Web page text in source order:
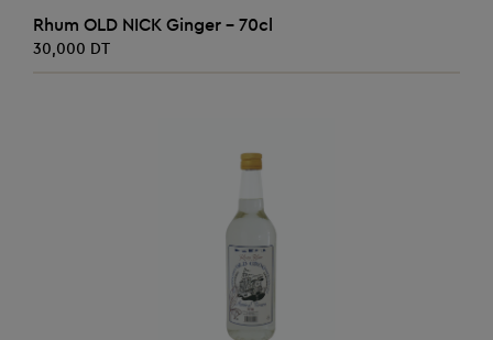
AJOUTER AU PANIER
Rhum OLD NICK Ginger - 70cl
30,000 DT